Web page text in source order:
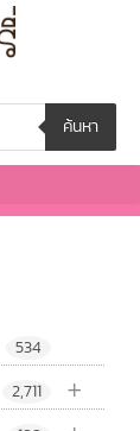
ค้นหา
534
+
2,711